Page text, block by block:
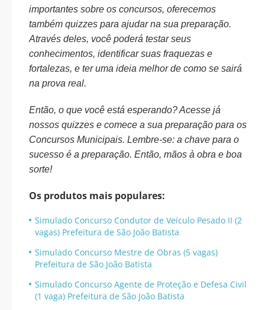
importantes sobre os concursos, oferecemos
também quizzes para ajudar na sua preparação.
Através deles, você poderá testar seus
conhecimentos, identificar suas fraquezas e
fortalezas, e ter uma ideia melhor de como se sairá
na prova real.
Então, o que você está esperando? Acesse já
nossos quizzes e comece a sua preparação para os
Concursos Municipais. Lembre-se: a chave para o
sucesso é a preparação. Então, mãos à obra e boa
sorte!
Os produtos mais populares:
Simulado Concurso Condutor de Veículo Pesado II (2
vagas) Prefeitura de São João Batista
Simulado Concurso Mestre de Obras (5 vagas)
Prefeitura de São João Batista
Simulado Concurso Agente de Proteção e Defesa Civil
(1 vaga) Prefeitura de São João Batista